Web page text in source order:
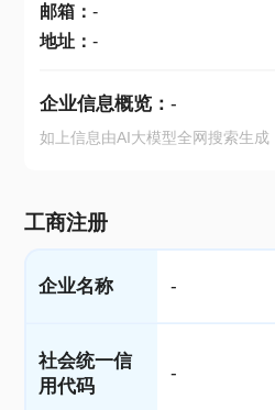
邮箱： -
地址： -
企业信息概览： -
如上信息由AI大模型全网搜索生成
工商注册
企业名称 -
社会统一信
用代码
-